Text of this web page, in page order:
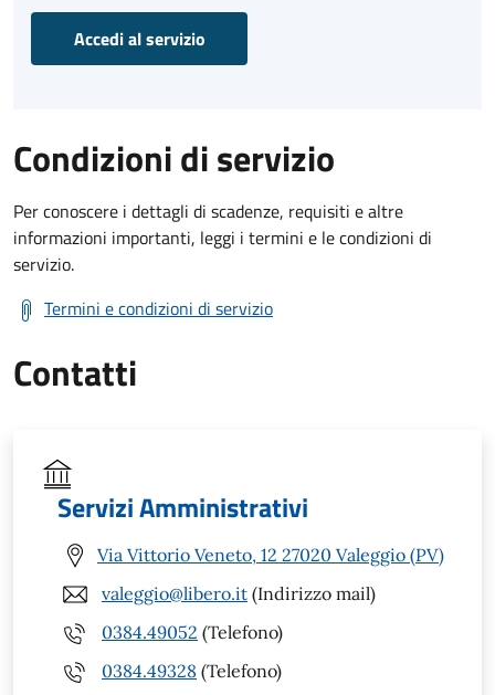
Accedi al servizio
Condizioni di servizio
Per conoscere i dettagli di scadenze, requisiti e altre
informazioni importanti, leggi i termini e le condizioni di
servizio.
Termini e condizioni di servizio
Contatti
Servizi Amministrativi
Via Vittorio Veneto, 12 27020 Valeggio (PV)
valeggio@libero.it (Indirizzo mail)
0384.49052 (Telefono)
0384.49328 (Telefono)